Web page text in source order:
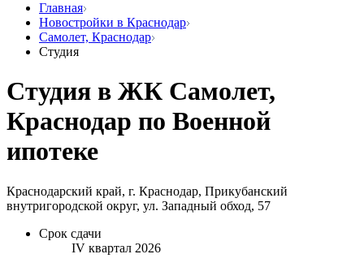
Главная
Новостройки в Краснодар
Самолет, Краснодар
Студия
Студия в ЖК Самолет,
Краснодар по Военной
ипотеке
Краснодарский край, г. Краснодар, Прикубанский
внутригородской округ, ул. Западный обход, 57
Срок сдачи
IV квартал 2026